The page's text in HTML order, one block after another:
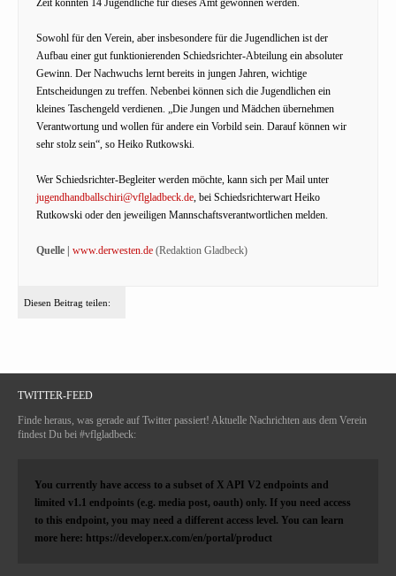
Sowohl für den Verein, aber insbesondere für die Jugendlichen ist der
Aufbau einer gut funktionierenden Schiedsrichter-Abteilung ein absoluter
Gewinn. Der Nachwuchs lernt bereits in jungen Jahren, wichtige
Entscheidungen zu treffen. Nebenbei können sich die Jugendlichen ein
kleines Taschengeld verdienen. „Die Jungen und Mädchen übernehmen
Verantwortung und wollen für andere ein Vorbild sein. Darauf können wir
sehr stolz sein“, so Heiko Rutkowski.
Wer Schiedsrichter-Begleiter werden möchte, kann sich per Mail unter
jugendhandballschiri@vflgladbeck.de , bei Schiedsrichterwart Heiko
Rutkowski oder den jeweiligen Mannschaftsverantwortlichen melden.
Quelle | www.derwesten.de (Redaktion Gladbeck)
Diesen Beitrag teilen:
TWITTER-FEED
Finde heraus, was gerade auf Twitter passiert! Aktuelle Nachrichten aus dem Verein
findest Du bei #vflgladbeck:
You currently have access to a subset of X API V2 endpoints and
limited v1.1 endpoints (e.g. media post, oauth) only. If you need access
to this endpoint, you may need a different access level. You can learn
more here: https://developer.x.com/en/portal/product